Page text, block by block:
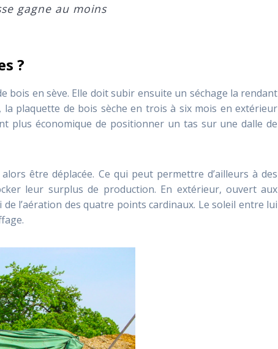
gagne au moins
?
bois en sève. Elle doit subir ensuite un séchage la rendant
plaquette de bois sèche en trois à six mois en extérieur
plus économique de positionner un tas sur une dalle de
être déplacée. Ce qui peut permettre d’ailleurs à des
leur surplus de production. En extérieur, ouvert aux
l’aération des quatre points cardinaux. Le soleil entre lui